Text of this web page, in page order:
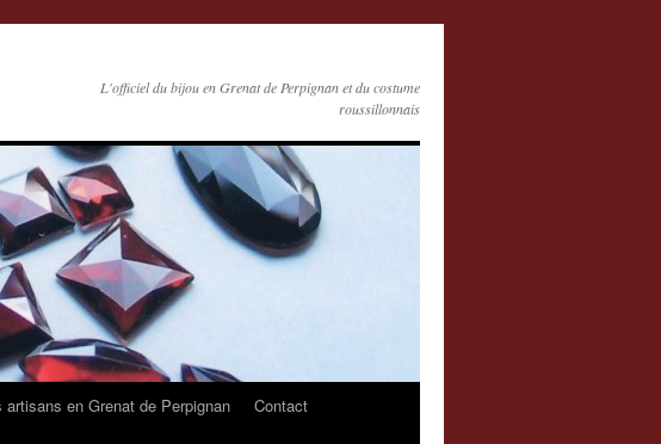
L'officiel du bijou en Grenat de Perpignan et du costume
roussillonnais
artisans en Grenat de Perpignan
Contact